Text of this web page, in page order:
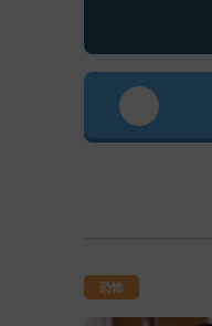
恐怖